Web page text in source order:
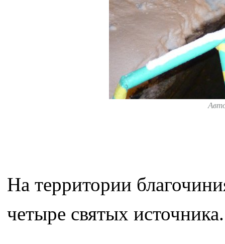
На территории
четыре святых источника.